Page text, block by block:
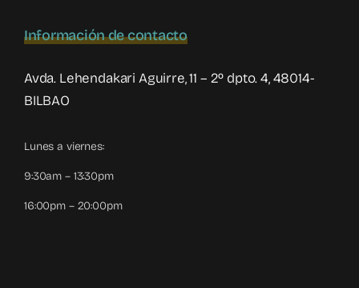
Información de contacto
Avda. Lehendakari Aguirre, 11 – 2º dpto. 4, 48014-
BILBAO
Lunes a viernes:
9:30am – 13:30pm
16:00pm – 20:00pm